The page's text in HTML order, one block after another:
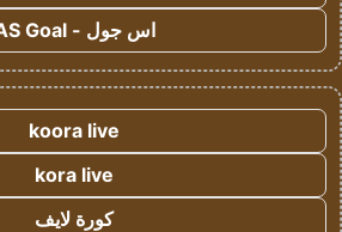
اس جول - AS Goal
koora live
kora live
كورة لايف